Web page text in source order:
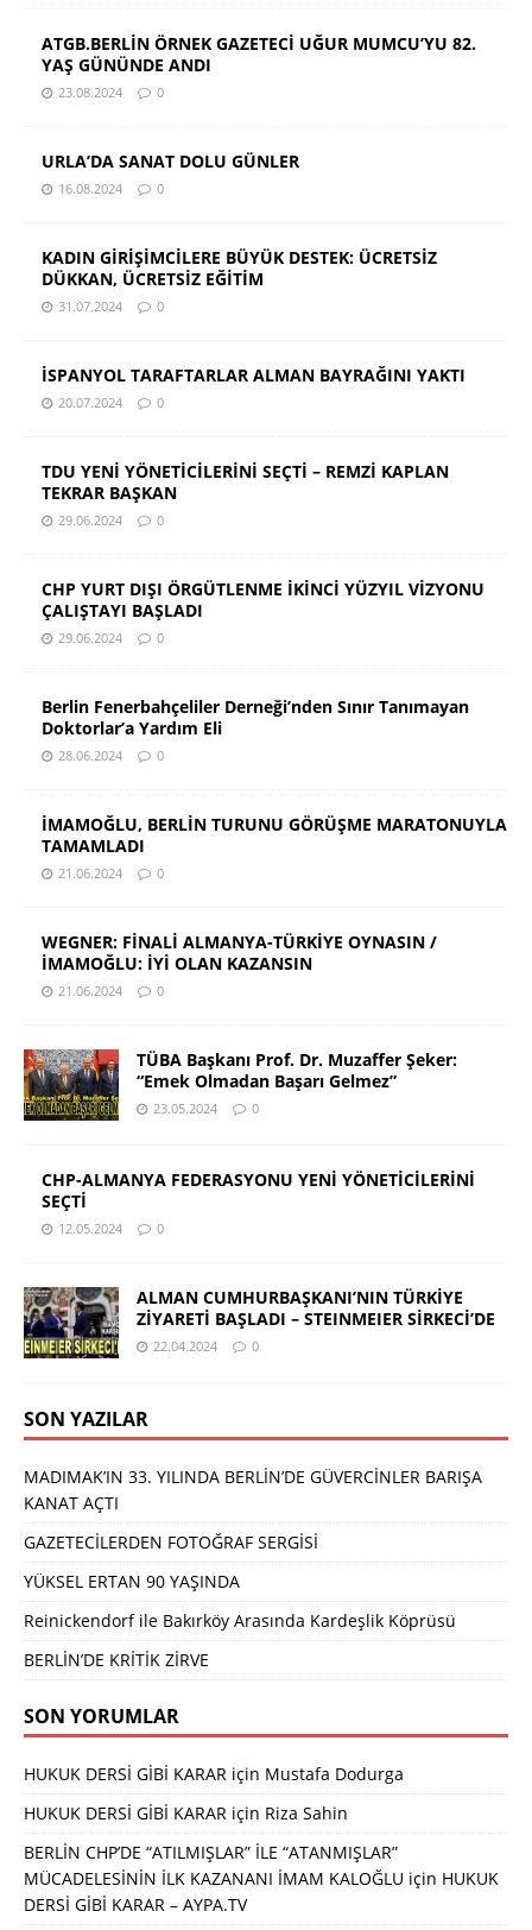
ATGB.BERLİN ÖRNEK GAZETECİ UĞUR MUMCU’YU 82.
YAŞ GÜNÜNDE ANDI
23.08.2024 0
URLA’DA SANAT DOLU GÜNLER
16.08.2024 0
KADIN GİRİŞİMCİLERE BÜYÜK DESTEK: ÜCRETSİZ
DÜKKAN, ÜCRETSİZ EĞİTİM
31.07.2024 0
İSPANYOL TARAFTARLAR ALMAN BAYRAĞINI YAKTI
20.07.2024 0
TDU YENİ YÖNETİCİLERİNİ SEÇTİ – REMZİ KAPLAN
TEKRAR BAŞKAN
29.06.2024 0
CHP YURT DIŞI ÖRGÜTLENME İKİNCİ YÜZYIL VİZYONU
ÇALIŞTAYI BAŞLADI
29.06.2024 0
Berlin Fenerbahçeliler Derneği’nden Sınır Tanımayan
Doktorlar’a Yardım Eli
28.06.2024 0
İMAMOĞLU, BERLİN TURUNU GÖRÜŞME MARATONUYLA
TAMAMLADI
21.06.2024 0
WEGNER: FİNALİ ALMANYA-TÜRKİYE OYNASIN /
İMAMOĞLU: İYİ OLAN KAZANSIN
21.06.2024 0
TÜBA Başkanı Prof. Dr. Muzaffer Şeker:
“Emek Olmadan Başarı Gelmez”
23.05.2024 0
CHP-ALMANYA FEDERASYONU YENİ YÖNETİCİLERİNİ
SEÇTİ
12.05.2024 0
ALMAN CUMHURBAŞKANI’NIN TÜRKİYE
ZİYARETİ BAŞLADI – STEINMEIER SİRKECİ’DE
22.04.2024 0
SON YAZILAR
MADIMAK’IN 33. YILINDA BERLİN’DE GÜVERCİNLER BARIŞA
KANAT AÇTI
GAZETECİLERDEN FOTOĞRAF SERGİSİ
YÜKSEL ERTAN 90 YAŞINDA
Reinickendorf ile Bakırköy Arasında Kardeşlik Köprüsü
BERLİN’DE KRİTİK ZİRVE
SON YORUMLAR
HUKUK DERSİ GİBİ KARAR için Mustafa Dodurga
HUKUK DERSİ GİBİ KARAR için Riza Sahin
BERLİN CHP’DE “ATILMIŞLAR” İLE “ATANMIŞLAR”
MÜCADELESİNİN İLK KAZANANI İMAM KALOĞLU için HUKUK
DERSİ GİBİ KARAR – AYPA.TV